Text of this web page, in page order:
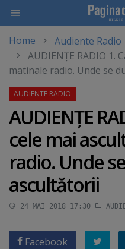
main
content
Home
Audiente Radio
AUDIENŢE RADIO 1.
matinale radio. Unde se
AUDIENŢE
cele mai
radio. Unde
ascultătorii
24 MAI 2018 17:30
Facebook